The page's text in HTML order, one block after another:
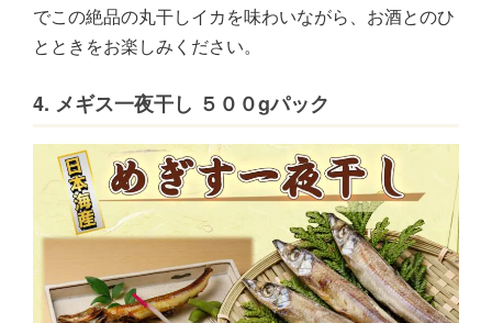
でこの絶品の丸干しイカを味わいながら、お酒とのひ
とときをお楽しみください。
4. メギス一夜干し ５００gパック